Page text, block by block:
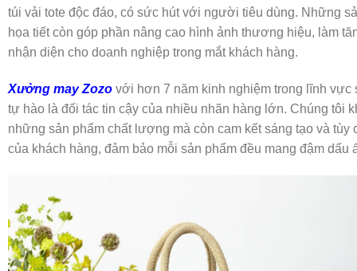
túi vải tote độc đáo, có sức hút với người tiêu dùng. Những
họa tiết còn góp phần nâng cao hình ảnh thương hiệu, làm
nhận diện cho doanh nghiệp trong mắt khách hàng.
Xưởng may Zozo với hơn 7 năm kinh nghiệm trong lĩnh vực
tự hào là đối tác tin cậy của nhiều nhãn hàng lớn. Chúng tôi
những sản phẩm chất lượng mà còn cam kết sáng tạo và tùy
của khách hàng, đảm bảo mỗi sản phẩm đều mang đậm dấu